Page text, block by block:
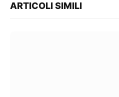
ARTICOLI SIMILI